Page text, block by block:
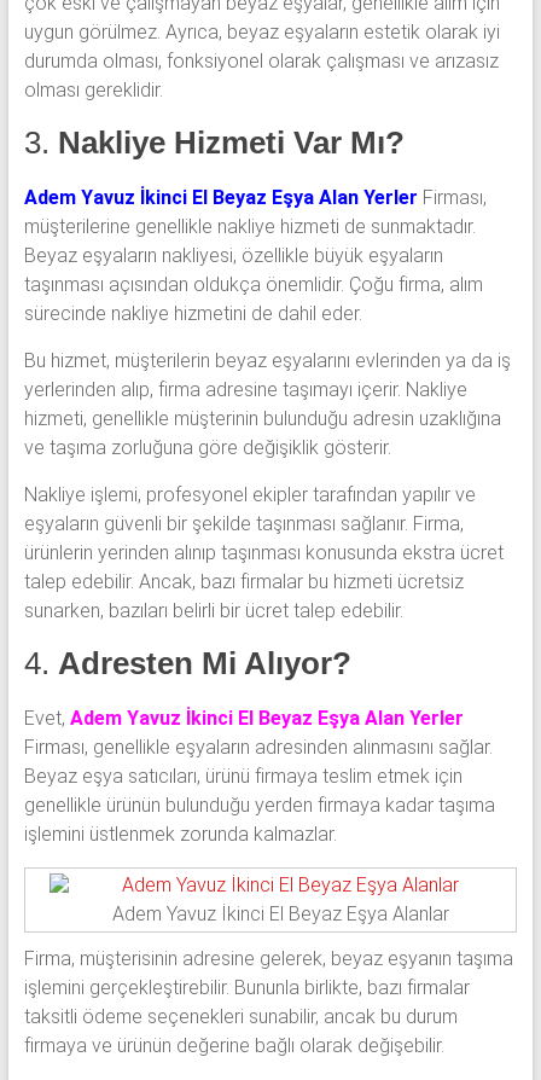
uygun görülmez. Ayrıca, beyaz eşyaların estetik olarak iyi
durumda olması, fonksiyonel olarak çalışması ve arızasız
olması gereklidir.
3. Nakliye Hizmeti Var Mı?
Adem Yavuz İkinci El Beyaz Eşya Alan Yerler Firması,
müşterilerine genellikle nakliye hizmeti de sunmaktadır.
Beyaz eşyaların nakliyesi, özellikle büyük eşyaların
taşınması açısından oldukça önemlidir. Çoğu firma, alım
sürecinde nakliye hizmetini de dahil eder.
Bu hizmet, müşterilerin beyaz eşyalarını evlerinden ya da iş
yerlerinden alıp, firma adresine taşımayı içerir. Nakliye
hizmeti, genellikle müşterinin bulunduğu adresin uzaklığına
ve taşıma zorluğuna göre değişiklik gösterir.
Nakliye işlemi, profesyonel ekipler tarafından yapılır ve
eşyaların güvenli bir şekilde taşınması sağlanır. Firma,
ürünlerin yerinden alınıp taşınması konusunda ekstra ücret
talep edebilir. Ancak, bazı firmalar bu hizmeti ücretsiz
sunarken, bazıları belirli bir ücret talep edebilir.
4. Adresten Mi Alıyor?
Evet, Adem Yavuz İkinci El Beyaz Eşya Alan Yerler
Firması, genellikle eşyaların adresinden alınmasını sağlar.
Beyaz eşya satıcıları, ürünü firmaya teslim etmek için
genellikle ürünün bulunduğu yerden firmaya kadar taşıma
işlemini üstlenmek zorunda kalmazlar.
Adem Yavuz İkinci El Beyaz Eşya Alanlar
Firma, müşterisinin adresine gelerek, beyaz eşyanın taşıma
işlemini gerçekleştirebilir. Bununla birlikte, bazı firmalar
taksitli ödeme seçenekleri sunabilir, ancak bu durum
firmaya ve ürünün değerine bağlı olarak değişebilir.